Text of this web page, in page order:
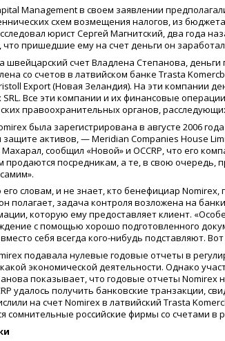
Management в своем заявлении
схем возмещения налогов, из
юрист Сергей Магнитский, два года
пришедшие ему на счет деньги он
швейцарский счет Владлена Степанова,
со счетов в латвийском банке Trasta
Export(Новая Зеландия). На эти компании
Все эти компании и их финансовые
правоохранительных органов,
была зарегистрирована в августе 2006
активов, — Meridian Companies House
сообщил «Новой» и OCCRP, что его
продаются посредникам, а те, в свою очередь,
словам, и не знает, кто бенефициар
полагает, задача контроля возложена на
которую ему предоставляет клиент. «
с помощью хорошо подготовленного
себя всегда кого-нибудь подставляют.
подавала нулевые годовые отчеты в
экономической деятельности. Однако
показывает, что годовые отчеты Nomirex
удалось получить банковские транзакции,
на счет Nomirex в латвийский Trasta
сомнительные российские фирмы со счетами в